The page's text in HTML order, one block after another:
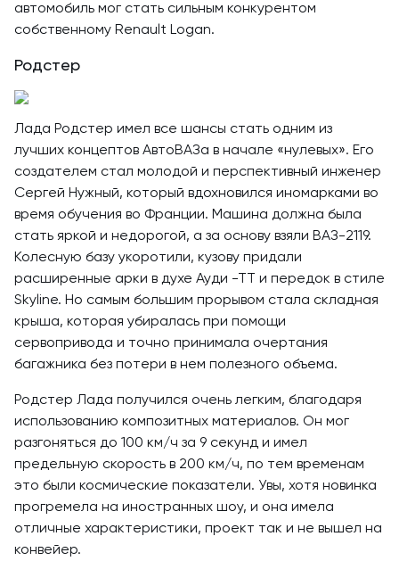
автомобиль мог стать сильным конкурентом
собственному Renault Logan.
Родстер
Лада Родстер имел все шансы стать одним из
лучших концептов АвтоВАЗа в начале «нулевых». Его
создателем стал молодой и перспективный инженер
Сергей Нужный, который вдохновился иномарками во
время обучения во Франции. Машина должна была
стать яркой и недорогой, а за основу взяли ВАЗ-2119.
Колесную базу укоротили, кузову придали
расширенные арки в духе Ауди -ТТ и передок в стиле
Skyline. Но самым большим прорывом стала складная
крыша, которая убиралась при помощи
сервопривода и точно принимала очертания
багажника без потери в нем полезного объема.
Родстер Лада получился очень легким, благодаря
использованию композитных материалов. Он мог
разгоняться до 100 км/ч за 9 секунд и имел
предельную скорость в 200 км/ч, по тем временам
это были космические показатели. Увы, хотя новинка
прогремела на иностранных шоу, и она имела
отличные характеристики, проект так и не вышел на
конвейер.